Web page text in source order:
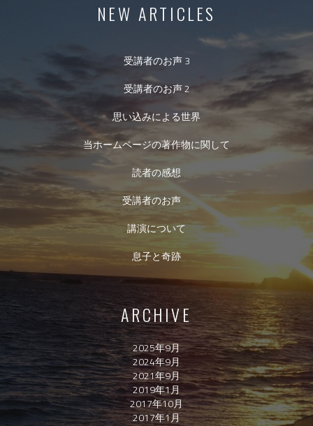
NEW ARTICLES
受講者のお声 3
受講者のお声 2
思い込みによる世界
当ホームページの著作物に関して
読者の感想
受講者のお声
講演について
息子と奇跡
ARCHIVE
2025年9月
2024年9月
2021年9月
2019年1月
2017年10月
2017年1月